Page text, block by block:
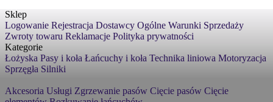
Sklep
Logowanie Rejestracja Dostawcy Ogólne Warunki Sprzedaży
Zwroty towaru Reklamacje Polityka prywatności
Kategorie
Łożyska Pasy i koła Łańcuchy i koła Technika liniowa Motoryzacja
Sprzęgła Silniki
Akcesoria Usługi Zgrzewanie pasów Cięcie pasów Cięcie